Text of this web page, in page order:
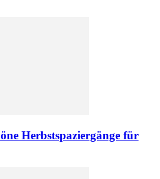
Herbstspaziergänge für